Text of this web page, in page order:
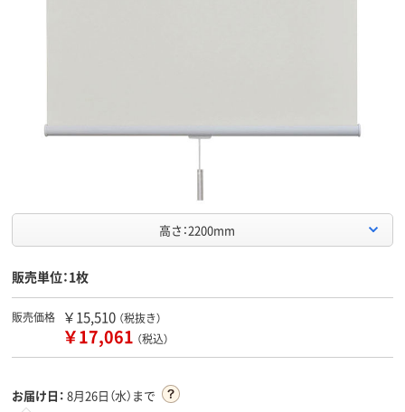
高さ：2200mm
販売単位：1枚
販売価格 ￥15,510 （税抜き）
￥17,061 （税込）
お届け日： 8月26日（水）まで